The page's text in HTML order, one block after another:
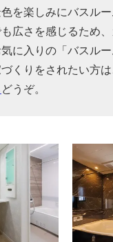
を楽しみにバスル
広さを感じるため
に入りの「バスル
くりをされたい方
どうぞ。